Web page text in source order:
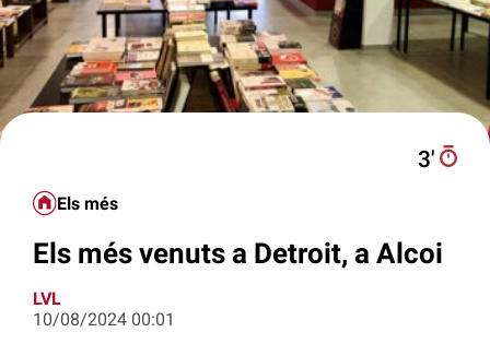
3′
Els més
Els més venuts a Detroit, a Alcoi
LVL
10/08/2024 00:01